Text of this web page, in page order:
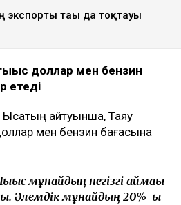
тағы да тоқтауы
доллар мен бензин
етеді
айтуынша, Таяу
мен бензин бағасына
мұнайдың негізгі аймағы
Әлемдік мұнайдың 20%-ы